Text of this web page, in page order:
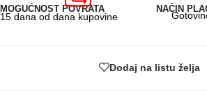
MOGUĆNOST POVRATA
15 dana od dana kupovine
NAČIN
Dodaj na listu želja